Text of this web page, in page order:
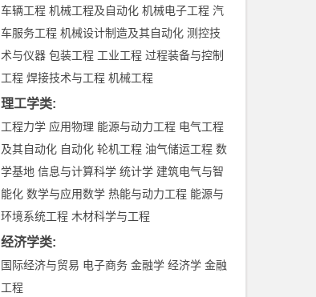
车辆工程 机械工程及自动化 机械电子工程 汽
车服务工程 机械设计制造及其自动化 测控技
术与仪器 包装工程 工业工程 过程装备与控制
工程 焊接技术与工程 机械工程
理工学类:
工程力学 应用物理 能源与动力工程 电气工程
及其自动化 自动化 轮机工程 油气储运工程 数
学基地 信息与计算科学 统计学 建筑电气与智
能化 数学与应用数学 热能与动力工程 能源与
环境系统工程 木材科学与工程
经济学类:
国际经济与贸易 电子商务 金融学 经济学 金融
工程